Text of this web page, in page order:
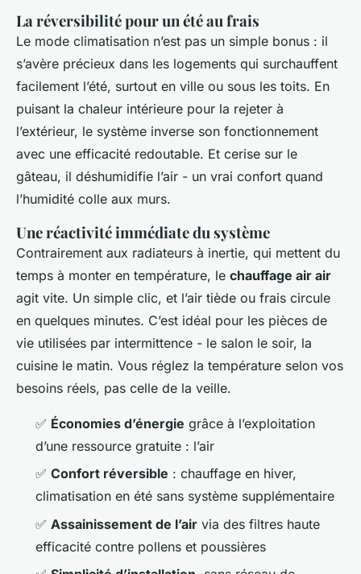
La réversibilité pour un été au frais
Le mode climatisation n’est pas un simple bonus : il
s’avère précieux dans les logements qui surchauffent
facilement l’été, surtout en ville ou sous les toits. En
puisant la chaleur intérieure pour la rejeter à
l’extérieur, le système inverse son fonctionnement
avec une efficacité redoutable. Et cerise sur le
gâteau, il déshumidifie l’air - un vrai confort quand
l’humidité colle aux murs.
Une réactivité immédiate du système
Contrairement aux radiateurs à inertie, qui mettent du
temps à monter en température, le chauffage air air
agit vite. Un simple clic, et l’air tiède ou frais circule
en quelques minutes. C’est idéal pour les pièces de
vie utilisées par intermittence - le salon le soir, la
cuisine le matin. Vous réglez la température selon vos
besoins réels, pas celle de la veille.
✅ Économies d’énergie grâce à l’exploitation
d’une ressource gratuite : l’air
✅ Confort réversible : chauffage en hiver,
climatisation en été sans système supplémentaire
✅ Assainissement de l’air via des filtres haute
efficacité contre pollens et poussières